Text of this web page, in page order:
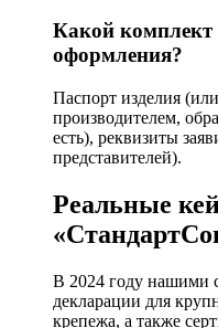
Какой комплект
оформления?
Паспорт изделия
производителем,
есть), реквизиты
представителей).
Реальные
В 2024 году нашими
декларации для
крепежа, а также